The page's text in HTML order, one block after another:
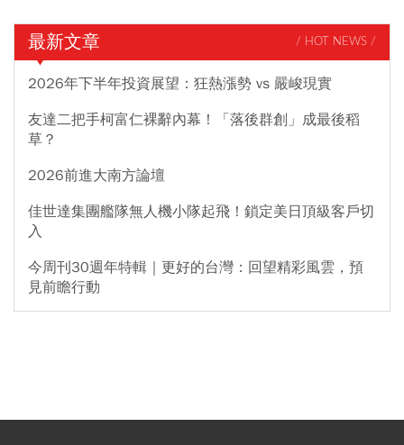
最新文章 / HOT NEWS /
2026年下半年投資展望：狂熱漲勢 vs 嚴峻現實
友達二把手柯富仁裸辭內幕！「落後群創」成最後稻
草？
2026前進大南方論壇
佳世達集團艦隊無人機小隊起飛！鎖定美日頂級客戶切
入
今周刊30週年特輯｜更好的台灣：回望精彩風雲，預
見前瞻行動